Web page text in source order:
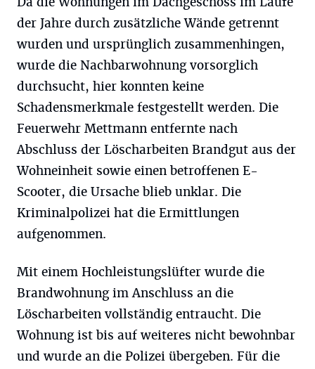
der Jahre durch zusätzliche Wände getrennt
wurden und ursprünglich zusammenhingen,
wurde die Nachbarwohnung vorsorglich
durchsucht, hier konnten keine
Schadensmerkmale festgestellt werden. Die
Feuerwehr Mettmann entfernte nach
Abschluss der Löscharbeiten Brandgut aus der
Wohneinheit sowie einen betroffenen E-
Scooter, die Ursache blieb unklar. Die
Kriminalpolizei hat die Ermittlungen
aufgenommen.
Mit einem Hochleistungslüfter wurde die
Brandwohnung im Anschluss an die
Löscharbeiten vollständig entraucht. Die
Wohnung ist bis auf weiteres nicht bewohnbar
und wurde an die Polizei übergeben. Für die